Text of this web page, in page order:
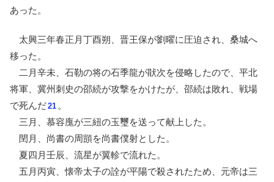
あった。
太興三年春正月丁酉朔、晋王保が劉曜に圧迫され、桑城へ
移った。
二月辛未、石勒の将の石季龍が猒次を侵略したので、平北
将軍、冀州刺史の邵続が攻撃をかけたが、邵続は敗れ、戦場
で死んだ21 。
三月、慕容廆が三紐の玉璽を送って献上した。
閏月、尚書の周顗を尚書僕射とした。
夏四月壬辰、流星が翼軫で流れた。
五月丙寅、懐帝太子の詮が平陽で殺されたため、元帝は三